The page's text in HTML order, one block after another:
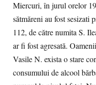
Miercuri, în jurul orelor
sătmăreni au fost
112, de către numita S.
ar fi fost agresată.
Vasile N. exista o stare
consumului de alcool